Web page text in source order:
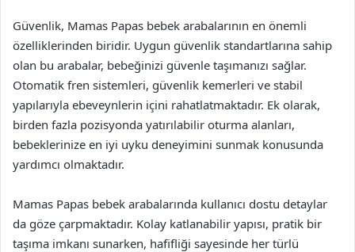
Güvenlik, Mamas Papas bebek arabalarının en önemli
özelliklerinden biridir. Uygun güvenlik standartlarına sahip
olan bu arabalar, bebeğinizi güvenle taşımanızı sağlar.
Otomatik fren sistemleri, güvenlik kemerleri ve stabil
yapılarıyla ebeveynlerin içini rahatlatmaktadır. Ek olarak,
birden fazla pozisyonda yatırılabilir oturma alanları,
bebeklerinize en iyi uyku deneyimini sunmak konusunda
yardımcı olmaktadır.
Mamas Papas bebek arabalarında kullanıcı dostu detaylar
da göze çarpmaktadır. Kolay katlanabilir yapısı, pratik bir
taşıma imkanı sunarken, hafifliği sayesinde her türlü